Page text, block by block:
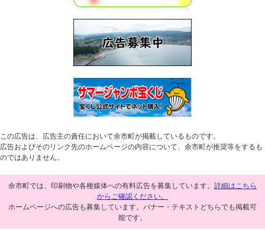
この広告は、広告主の責任において余市町が掲載しているものです。
広告およびそのリンク先のホームページの内容について、余市町が推奨等をするも
のではありません。
余市町では、印刷物や各種媒体への有料広告を募集しています。 詳細はこちら
からご確認ください。
ホームページへの広告も募集しています。バナー・テキストどちらでも掲載可
能です。